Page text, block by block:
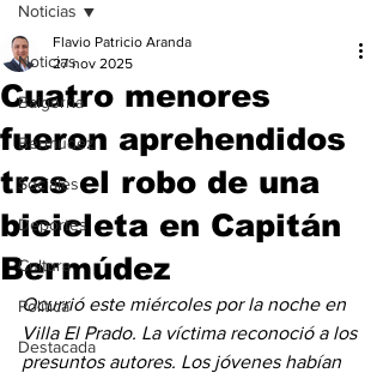
Noticias
Baigorria
Bermúdez
Sociales
Deportes
Cultura
Política
Destacada
Noticias
Cuatro menores
fueron aprehendidos
tras el robo de una
bicicleta en Capitán
Bermúdez
Flavio Patricio Aranda
27 nov 2025
Ocurrió este miércoles por la noche en
Villa El Prado. La víctima reconoció a los
presuntos autores. Los jóvenes habían